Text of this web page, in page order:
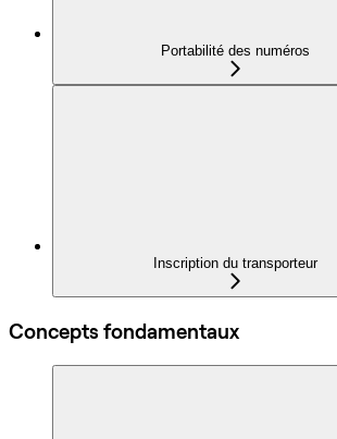
Portabilité des numéros
Inscription du transporteur
Concepts fondamentaux